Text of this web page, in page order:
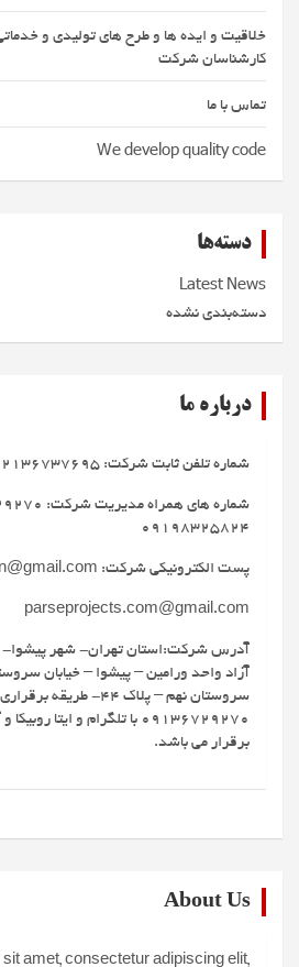
خلاقیت و ایده ها و طرح های تولیدی و
کارشناسان شرکت
تماس با ما
We develop quality code
دسته‌ها
Latest News
دسته‌بندی نشده
درباره ما
شماره تلفن ثابت شرکت: 02136737695
09198325824
پست الکترونیکی شرکت: amin.hosein@gmail.com
parseprojects.com@gmail.com
آدرس شرکت:استان تهران- شهر پیشوا-
آزاد واحد ورامین – پیشوا – خیابان
سروستان نهم – پلاک 44-
09136729270 با تلگرام و
برقرار می باشد.
About Us
amet, consectetur adipiscing elit,